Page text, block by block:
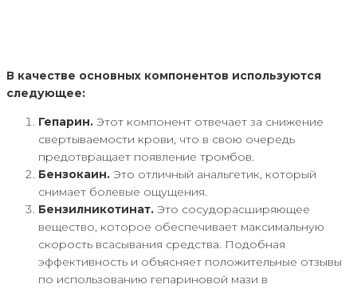
В качестве основных компонентов используются
следующее:
Гепарин. Этот компонент отвечает за снижение
свертываемости крови, что в свою очередь
предотвращает появление тромбов.
Бензокаин. Это отличный анальгетик, который
снимает болевые ощущения.
Бензилникотинат. Это сосудорасширяющее
вещество, которое обеспечивает максимальную
скорость всасывания средства. Подобная
эффективность и объясняет положительные отзывы
по использованию гепариновой мази в